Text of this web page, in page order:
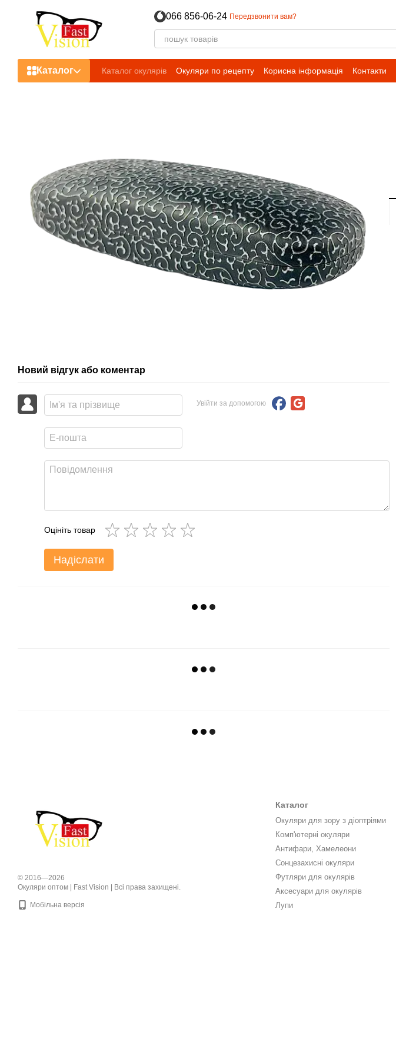
066 856-06-24 Передзвонити вам?
Каталог Каталог окулярів Окуляри по рецепту Корисна інформація Контакти
Новий відгук або коментар
Увійти за допомогою
Оцініть товар
Надіслати
© 2016—2026
Окуляри оптом | Fast Vision | Всі права захищені.
Мобільна версія
Каталог
Окуляри для зору з діоптріями
Комп'ютерні окуляри
Антифари, Хамелеони
Сонцезахисні окуляри
Футляри для окулярів
Аксесуари для окулярів
Лупи